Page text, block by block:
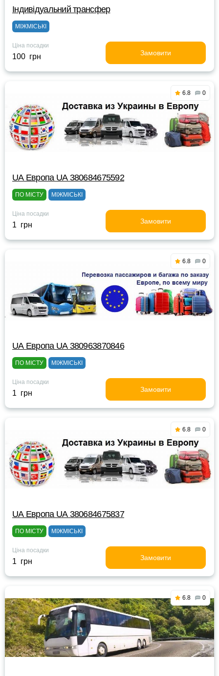
Індивідуальний трансфер
МІЖМІСЬКІ
Ціна посадки
100 грн Замовити
6.8 0
UА Европа UА 380684675592
ПО МІСТУ МІЖМІСЬКІ
Ціна посадки
1 грн Замовити
6.8 0
UА Европа UА 380963870846
ПО МІСТУ МІЖМІСЬКІ
Ціна посадки
1 грн Замовити
6.8 0
UА Европа UА 380684675837
ПО МІСТУ МІЖМІСЬКІ
Ціна посадки
1 грн Замовити
6.8 0